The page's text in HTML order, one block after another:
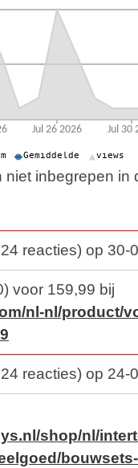
niet inbegrepen in
reacties) op 30-
voor 159,99 bij
nl-nl/product/
reacties) op 24-
shop/nl/